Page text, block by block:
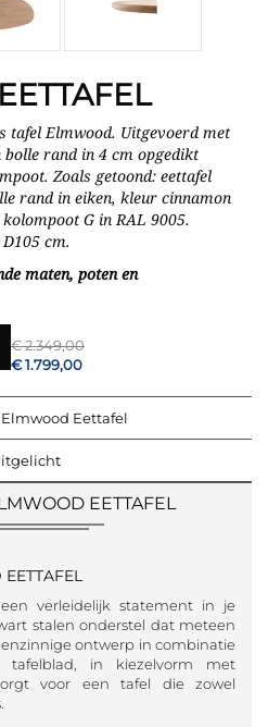
tafel Elmwood. Uitgevoerd met
rand in 4 cm opgedikt
Zoals getoond: eettafel
rand in eiken, kleur cinnamon
G in RAL 9005.
cm.
maten, poten en
€ 2.349,00
€ 1.799,00
Eettafel
EETTAFEL
verleidelijk statement in je
stalen onderstel dat meteen
ontwerp in combinatie
in kiezelvorm met
voor een tafel die zowel